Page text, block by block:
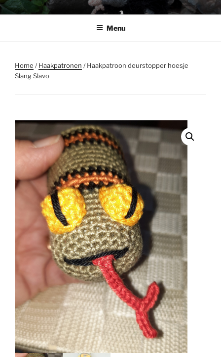
Ga
naarBABSHOP
Barbara's haak en cadeau winkeltje
Menu
Home /Haakpatronen / Haakpatroon deurstopper hoesje
Slang Slavo